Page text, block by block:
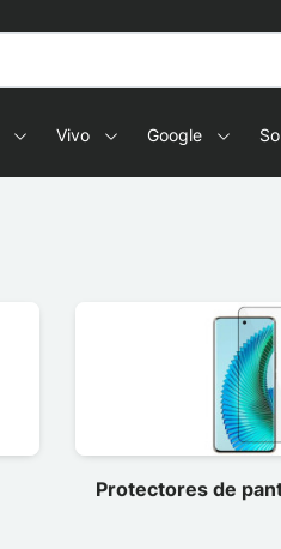
Vivo Google
Protectores de